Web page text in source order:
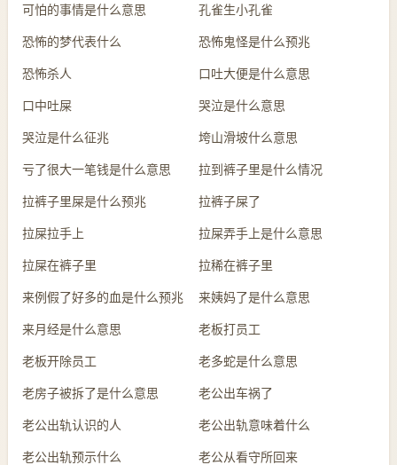
可怕的事情是什么意思 孔雀生小孔雀
恐怖的梦代表什么 恐怖鬼怪是什么预兆
恐怖杀人 口吐大便是什么意思
口中吐屎 哭泣是什么意思
哭泣是什么征兆 垮山滑坡什么意思
亏了很大一笔钱是什么意思 拉到裤子里是什么情况
拉裤子里屎是什么预兆 拉裤子屎了
拉屎拉手上 拉屎弄手上是什么意思
拉屎在裤子里 拉稀在裤子里
来例假了好多的血是什么预兆 来姨妈了是什么意思
来月经是什么意思 老板打员工
老板开除员工 老多蛇是什么意思
老房子被拆了是什么意思 老公出车祸了
老公出轨认识的人 老公出轨意味着什么
老公出轨预示什么 老公从看守所回来